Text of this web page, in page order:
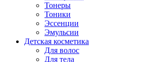
Тонеры
Тоники
Эссенции
Эмульсии
Детская косметика
Для волос
Для тела